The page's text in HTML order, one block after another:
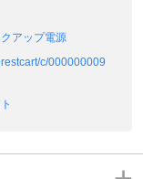
アップ電源
c/000000009